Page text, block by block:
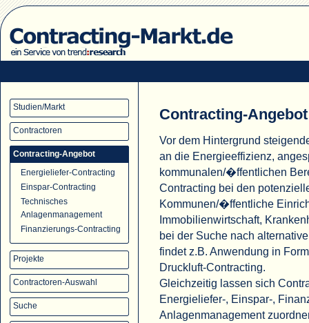
Studien/Markt
Contractoren
Contracting-Angebot
Energieliefer-Contracting
Einspar-Contracting
Technisches
Anlagenmanagement
Finanzierungs-Contracting
Projekte
Contractoren-Auswahl
Suche
Contracting-Angebot
Vor dem Hintergrund
an die Energieeffizienz,
kommunalen/�ffentlichen
Contracting bei den
Kommunen/�ffentliche
Immobilienwirtschaft,
bei der Suche nach
findet z.B. Anwendung in
Druckluft-Contracting.
Gleichzeitig lassen sich
Energieliefer-, Einspar-,
Anlagenmanagement